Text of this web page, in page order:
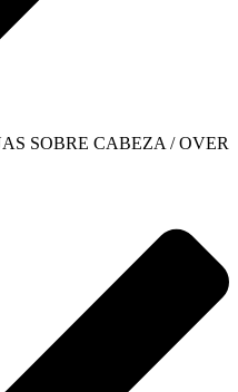
SOBRE CABEZA / OVER